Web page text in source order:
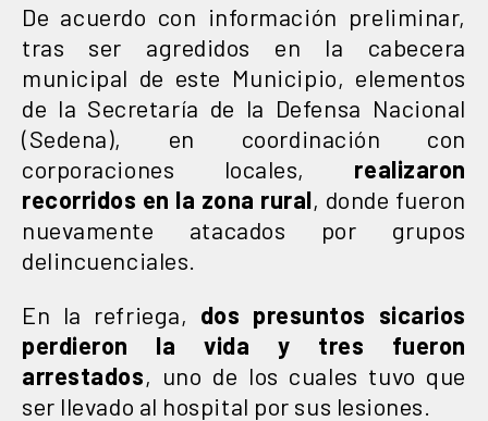
De acuerdo con información preliminar,
tras ser agredidos en la cabecera
municipal de este Municipio, elementos
de la Secretaría de la Defensa Nacional
(Sedena), en coordinación con
corporaciones locales, realizaron
recorridos en la zona rural, donde fueron
nuevamente atacados por grupos
delincuenciales.
En la refriega, dos presuntos sicarios
perdieron la vida
y tres fueron
arrestados, uno de los cuales tuvo que
ser llevado al hospital por sus lesiones.